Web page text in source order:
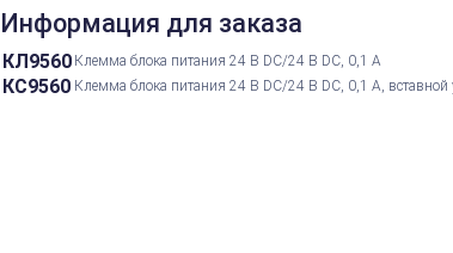
Информация для заказа
КЛ9560 Клемма блока питания 24 В DC/24 В DC, 0,1 А
КС9560 Клемма блока питания 24 В DC/24 В DC, 0,1 А, вставной